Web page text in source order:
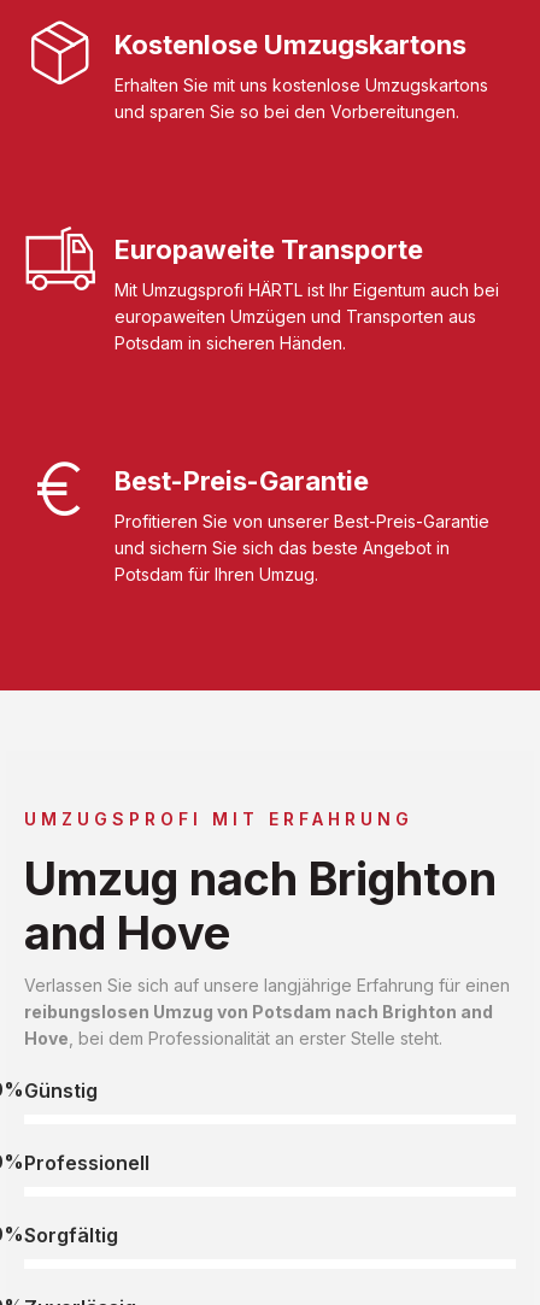
Kostenlose Umzugskartons
Erhalten Sie mit uns kostenlose Umzugskartons
und sparen Sie so bei den Vorbereitungen.
Europaweite Transporte
Mit Umzugsprofi HÄRTL ist Ihr Eigentum auch bei
europaweiten Umzügen und Transporten aus
Potsdam in sicheren Händen.
Best-Preis-Garantie
Profitieren Sie von unserer Best-Preis-Garantie
und sichern Sie sich das beste Angebot in
Potsdam für Ihren Umzug.
UMZUGSPROFI MIT ERFAHRUNG
Umzug nach Brighton
and Hove
Verlassen Sie sich auf unsere langjährige Erfahrung für einen
reibungslosen Umzug von Potsdam nach Brighton and
Hove , bei dem Professionalität an erster Stelle steht.
Günstig
Professionell
Sorgfältig